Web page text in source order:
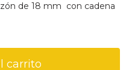
de 18 mm con cadena